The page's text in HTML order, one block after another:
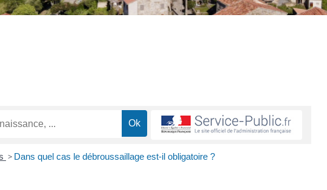
> Dans quel cas le débroussaillage est-il obligatoire ?